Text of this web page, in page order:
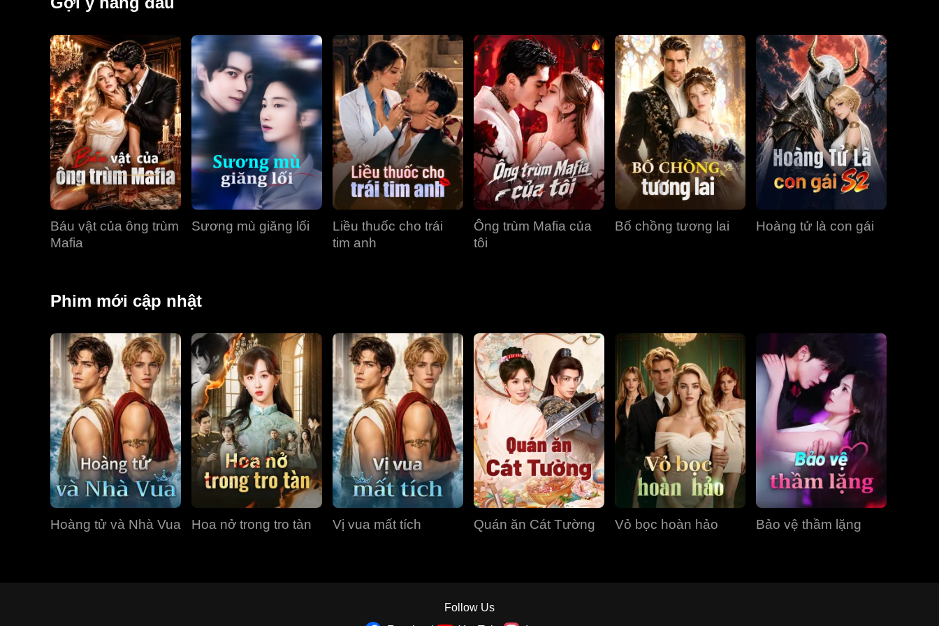
Tập 34 Tập 35 Tập 36
Tập 37 Tập 38 Tập 39
Tập 40
Báu vật của ông trùm
Mafia
Sương mù giăng lối
Liều thuốc cho trái
tim anh
Ông trùm Mafia của
tôi
Bố chồng tương lai Hoàng tử là con gái
Phim mới cập nhật
Hoàng tử và Nhà Vua Hoa nở trong tro tàn Vị vua mất tích Quán ăn Cát Tường Vỏ bọc hoàn hảo Bảo vệ thầm lặng
Follow Us